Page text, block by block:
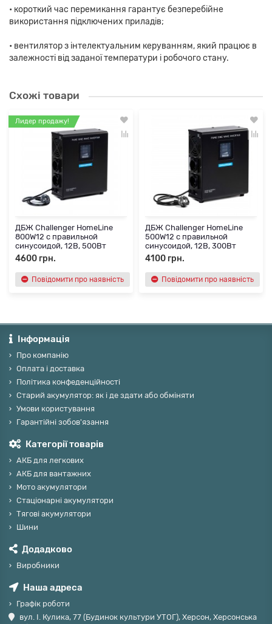
• короткий час перемикання гарантує безперебійне
використання підключених приладів;
• вентилятор з інтелектуальним керуванням, який працює в
залежності від заданої температури і робочого стану.
Схожі товари
Лидер продажу!
ДБЖ Challenger HomeLine
800W12 с правильной
синусоидой, 12В, 500Вт
4600 грн.
Повідомити про наявність
ДБЖ Challenger HomeLine
500W12 с правильной
синусоидой, 12В, 300Вт
4100 грн.
Повідомити про наявність
Інформація
Про компанію
Оплата і доставка
Політика конфеденційності
Старий акумулятор: як і де здати або обміняти
Умови користування
Гарантійні зобов'язання
Категорії товарів
АКБ для легкових
АКБ для вантажних
Мото акумулятори
Стаціонарні акумулятори
Тягові акумулятори
Шини
Додадково
Виробники
Наша адреса
Графік роботи
вул. І. Кулика, 77 (Будинок культури УТОГ), Херсон, Херсонська